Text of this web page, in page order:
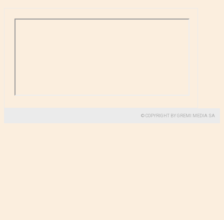
© COPYRIGHT BY GREMI MEDIA SA